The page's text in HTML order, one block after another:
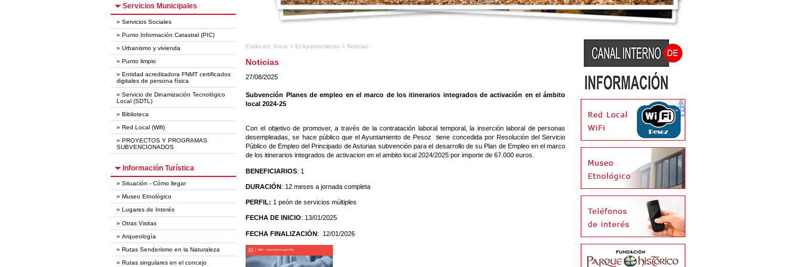
Servicios Municipales
» Servicios Sociales
» Punto Información Catastral (PIC)
» Urbanismo y vivienda
» Punto limpio
» Entidad acreditadora FNMT certificados
digitales de persona física
» Servicio de Dinamización Tecnológico
Local (SDTL)
» Biblioteca
» Red Local (Wifi)
» PROYECTOS Y PROGRAMAS
SUBVENCIONADOS
Información Turística
» Situación - Cómo llegar
» Museo Etnológico
» Lugares de Interés
» Otras Visitas
» Arqueología
» Rutas Senderismo en la Naturaleza
» Rutas singulares en el concejo
Estás en: Inicio » El Ayuntamiento » Noticias
Noticias
27/08/2025
Subvención Planes de empleo en el marco de los itinerarios integrados de activación en el ámbito
local 2024-25
Con el objetivo de promover, a través de la contratación laboral temporal, la inserción laboral de personas
desempleadas, se hace público que el Ayuntamiento de Pesoz tiene concedida por Resolución del Servicio
Público de Empleo del Principado de Asturias subvención para el desarrollo de su Plan de Empleo en el marco
de los itinerarios integrados de activacion en el ambito local 2024/2025 por importe de 67.000 euros.
BENEFICIARIOS: 1
DURACIÓN: 12 meses a jornada completa
PERFIL: 1 peón de servicios múltiples
FECHA DE INICIO: 13/01/2025
FECHA FINALIZACIÓN: 12/01/2026